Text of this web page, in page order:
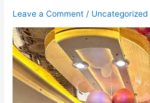
Leave a Comment / Uncategorized